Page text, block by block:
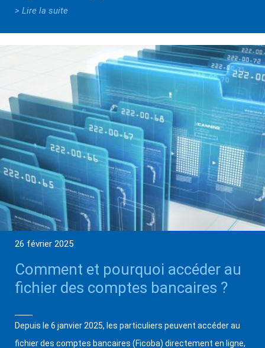
> Lire la suite
26 février 2025
Comment et pourquoi accéder au
fichier des comptes bancaires ?
Depuis le 6 janvier 2025, les particuliers peuvent accéder au
fichier des comptes bancaires (Ficoba) directement en ligne,